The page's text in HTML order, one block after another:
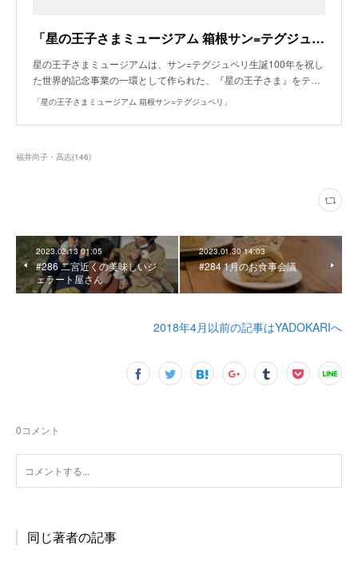
「星の王子さまミュージアム 箱根サン=テグジュペリ」
星の王子さまミュージアムは、サン=テグジュペリ生誕100年を祝し
た世界的記念事業の一環として作られた、『星の王子さま』をテ…
「星の王子さまミュージアム 箱根サン=テグジュペリ」
福井尚子・高志(146)
2023.02.13 01:05
#286 二宮近くの美味しいジ
ェラート屋さん
2023.01.30 14:03
#284 1月のお食事会議
2018年4月以前の記事はYADOKARIへ
0コメント
同じ著者の記事